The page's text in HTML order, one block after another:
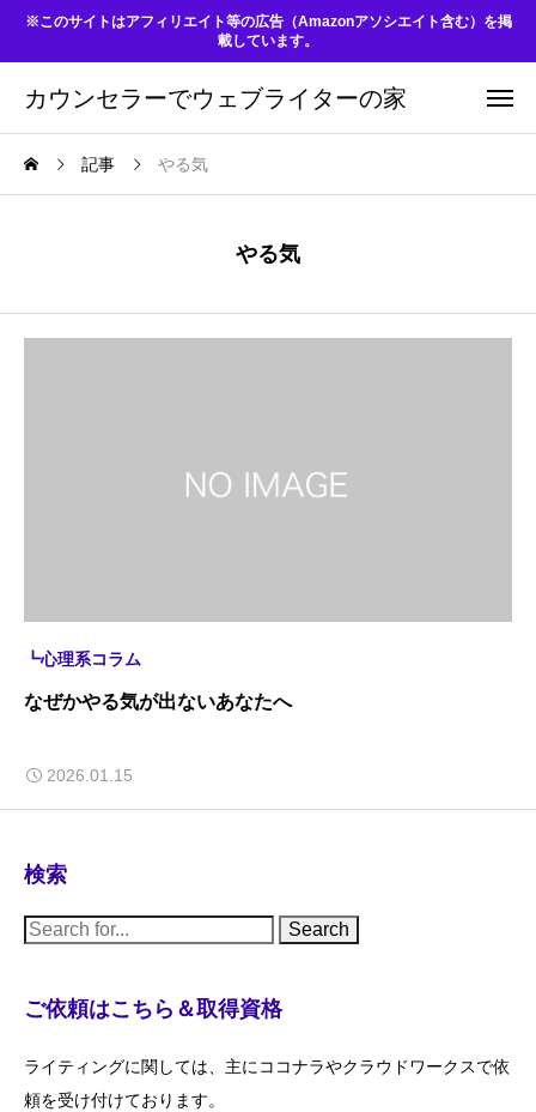
※このサイトはアフィリエイト等の広告（Amazonアソシエイト含む）を掲
載しています。
カウンセラーでウェブライターの家
記事 やる気
やる気
┗心理系コラム
なぜかやる気が出ないあなたへ
2026.01.15
検索
S
e
c
h
o
:
ご依頼はこちら＆取得資格
ライティングに関しては、主にココナラやクラウドワークスで依
頼を受け付けております。